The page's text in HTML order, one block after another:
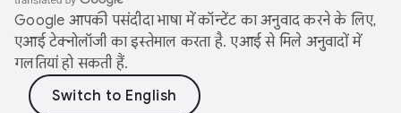
Google आपकी पसंदीदा भाषा में कॉन्टेंट का अनुवाद करने के लिए,
एआई टेक्नोलॉजी का इस्तेमाल करता है. एआई से मिले अनुवादों में
गलतियां हो सकती हैं.